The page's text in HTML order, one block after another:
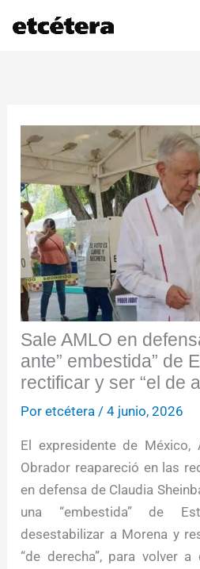
Sale AMLO en
ante” embestida” de
rectificar y ser “el de
Poretcétera /4 junio, 2026
El expresidente de México,
Obrador reapareció en las
en defensa de Claudia
una “embestida” de
desestabilizar a Morena y
“de derecha”, para volver